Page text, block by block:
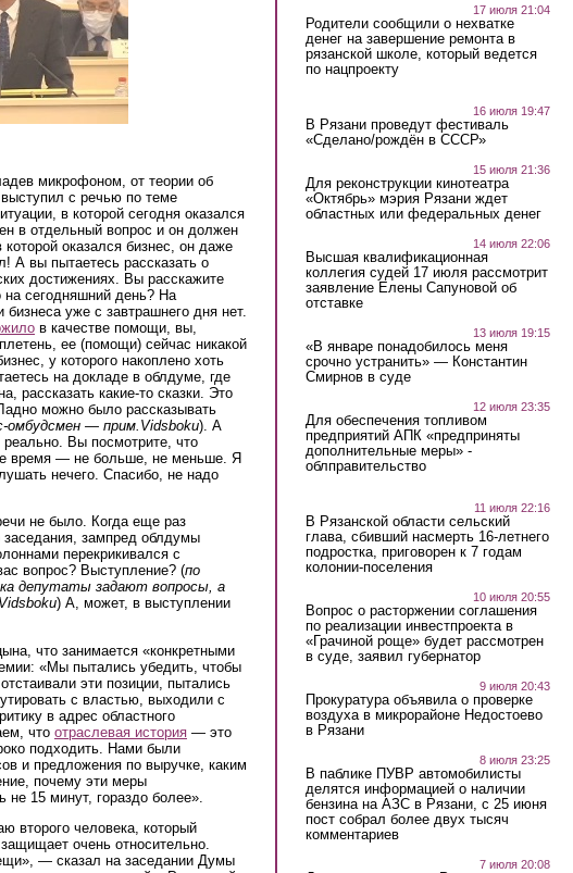
микрофоном, от теории об
с речью по теме
в которой сегодня оказался
в отдельный вопрос и он должен
оказался бизнес, он даже
А вы пытаетесь рассказать о
достижениях. Вы расскажите
сегодняшний день? На
уже с завтрашнего дня нет.
в качестве помощи, вы,
ее (помощи) сейчас никакой
у которого накоплено хоть
на докладе в облдуме, где
рассказать какие-то сказки. Это
можно было рассказывать
омбудсмен — прим.Vidsboku). А
реально. Вы посмотрите, что
время — не больше, не меньше. Я
нечего. Спасибо, не надо
не было. Когда еще раз
заседания, зампред облдумы
перекрикивался с
вопрос? Выступление? (по
депутаты задают вопросы, а
Vidsboku) А, может, в выступлении
что занимается «конкретными
«Мы пытались убедить, чтобы
эти позиции, пытались
с властью, выходили с
в адрес областного
что отраслевая история — это
подходить. Нами были
и предложения по выручке, каким
почему эти меры
15 минут, гораздо более».
второго человека, который
очень относительно.
— сказал на заседании Думы
17 июля 21:04
Родители сообщили о нехватке
денег на завершение ремонта в
рязанской школе, который ведется
по нацпроекту
16 июля 19:47
В Рязани проведут фестиваль
«Сделано/рождён в СССР»
15 июля 21:36
Для реконструкции кинотеатра
«Октябрь» мэрия Рязани ждет
областных или федеральных денег
14 июля 22:06
Высшая квалификационная
коллегия судей 17 июля рассмотрит
заявление Елены Сапуновой об
отставке
13 июля 19:15
«В январе понадобилось меня
срочно устранить» — Константин
Смирнов в суде
12 июля 23:35
Для обеспечения топливом
предприятий АПК «предприняты
дополнительные меры» -
облправительство
11 июля 22:16
В Рязанской области сельский
глава, сбивший насмерть 16-летнего
подростка, приговорен к 7 годам
колонии-поселения
10 июля 20:55
Вопрос о расторжении соглашения
по реализации инвестпроекта в
«Грачиной роще» будет рассмотрен
в суде, заявил губернатор
9 июля 20:43
Прокуратура объявила о проверке
воздуха в микрорайоне Недостоево
в Рязани
8 июля 23:25
В паблике ПУВР автомобилисты
делятся информацией о наличии
бензина на АЗС в Рязани, с 25 июня
пост собрал более двух тысяч
комментариев
7 июля 20:08